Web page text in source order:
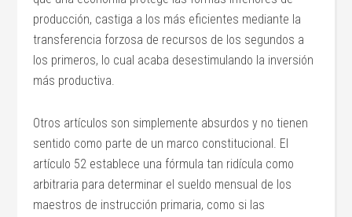
producción, castiga a los más eficientes mediante la
transferencia forzosa de recursos de los segundos a
los primeros, lo cual acaba desestimulando la inversión
más productiva.
Otros artículos son simplemente absurdos y no tienen
sentido como parte de un marco constitucional. El
artículo 52 establece una fórmula tan ridícula como
arbitraria para determinar el sueldo mensual de los
maestros de instrucción primaria, como si las